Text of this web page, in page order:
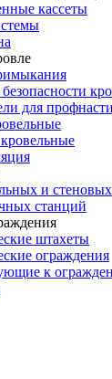
кассеты
для
и
станций
штахеты
ограждения
к